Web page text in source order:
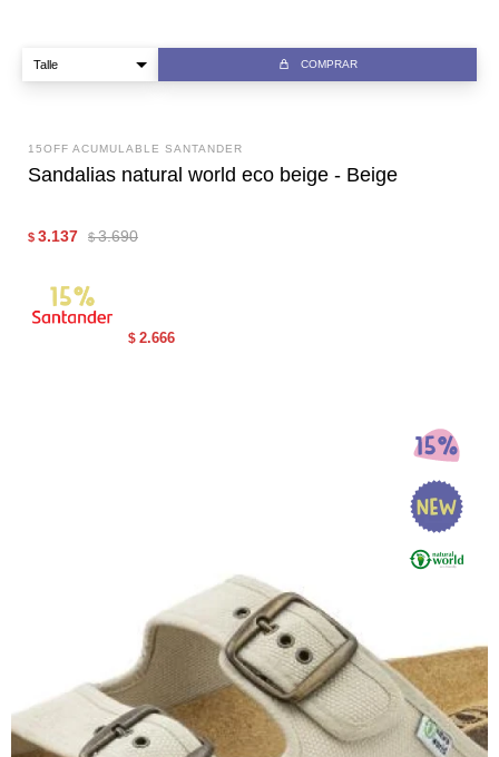
COMPRAR
15OFF ACUMULABLE SANTANDER
Sandalias natural world eco beige - Beige
$ 3.137 $ 3.690
$ 2.666